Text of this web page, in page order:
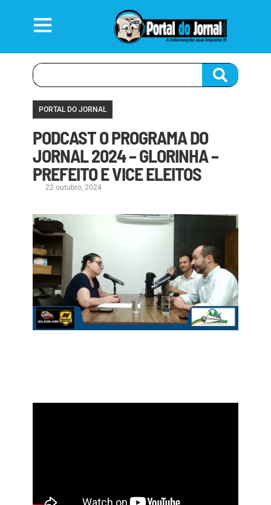
PORTAL DO JORNAL
PODCAST O PROGRAMA DO
JORNAL 2024 – GLORINHA –
PREFEITO E VICE ELEITOS
22 outubro, 2024